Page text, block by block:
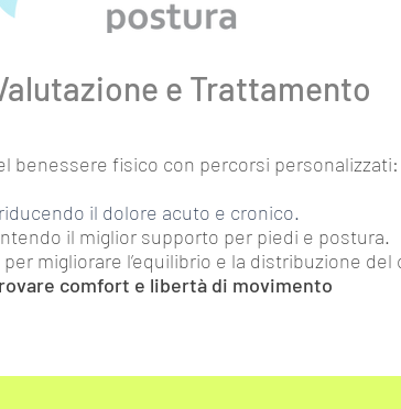
e Trattamento
benessere fisico con percorsi personalizzati:
il dolore acuto e cronico.
il miglior supporto per piedi e postura.
migliorare l’equilibrio e la distribuzione del
comfort e libertà di movimento